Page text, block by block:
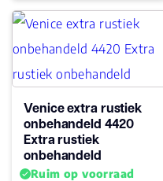
Venice extra rustiek
onbehandeld 4420
Extra rustiek
onbehandeld
Ruim op voorraad